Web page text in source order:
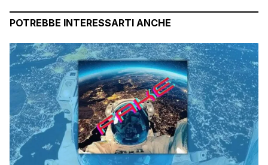
POTREBBE INTERESSARTI ANCHE